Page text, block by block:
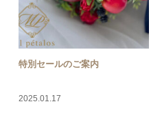
特別セールのご案内
2025.01.17